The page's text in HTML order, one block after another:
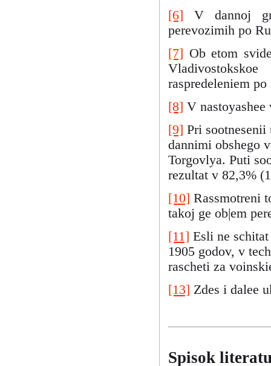
[6] V dannoj
perevozimih po
[7] Ob etom
raspredeleniem
[8] V
[9] Pri
dannimi obshego
Torgovlya. Puti
rezultat v 82,3%
[10] Rassmotreni
takoj ge ob|em
[11] Esli ne
1905 godov, v
rascheti za
[13] Zdes i dalee
Spisok